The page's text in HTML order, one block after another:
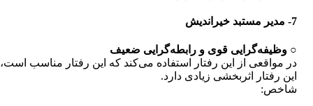
7- مدیر مستبد خیراندیش
○ وظیفه‌گرایی قوی و رابطه‌گرایی ضعیف
در مواقعی از این رفتار استفاده می‌کند که این رفتار مناسب است،
این رفتار اثربخشی زیادی دارد.
شاخص: